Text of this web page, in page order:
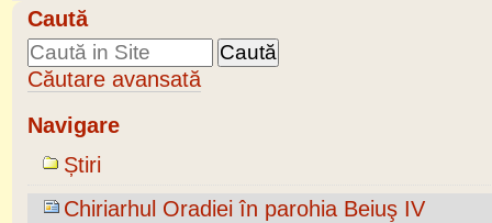
Caută
Căutare avansată
Navigare
Știri
Chiriarhul Oradiei în parohia Beiuş IV